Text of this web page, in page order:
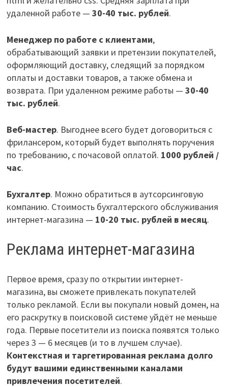
удаленной работе — 30-40 тыс. рублей.
Менеджер по работе с клиентами,
обрабатывающий заявки и претензии покупателей,
оформляющий доставку, следящий за порядком
оплаты и доставки товаров, а также обмена и
возврата. При удаленном режиме работы — 30-40
тыс. рублей.
Веб-мастер. Выгоднее всего будет договориться с
фрилансером, который будет выполнять поручения
по требованию, с почасовой оплатой. 1000 рублей /
час.
Бухгалтер. Можно обратиться в аутсорсинговую
компанию. Стоимость бухгалтерского обслуживания
интернет-магазина — 10-20 тыс. рублей в месяц.
Реклама интернет-магазина
Первое время, сразу по открытии интернет-
магазина, вы сможете привлекать покупателей
только рекламой. Если вы покупали новый домен, на
его раскрутку в поисковой системе уйдёт не меньше
года. Первые посетители из поиска появятся только
через 3 — 6 месяцев (и то в лучшем случае).
Контекстная и таргетированная реклама долго
будут вашими единственными каналами
привлечения посетителей.